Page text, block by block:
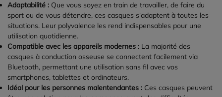
Adaptabilité : Que vous soyez en train de travailler, de faire du
sport ou de vous détendre, ces casques s'adaptent à toutes les
situations. Leur polyvalence les rend indispensables pour une
utilisation quotidienne.
Compatible avec les appareils modernes : La majorité des
casques à conduction osseuse se connectent facilement via
Bluetooth, permettant une utilisation sans fil avec vos
smartphones, tablettes et ordinateurs.
Idéal pour les personnes malentendantes : Ces casques peuvent